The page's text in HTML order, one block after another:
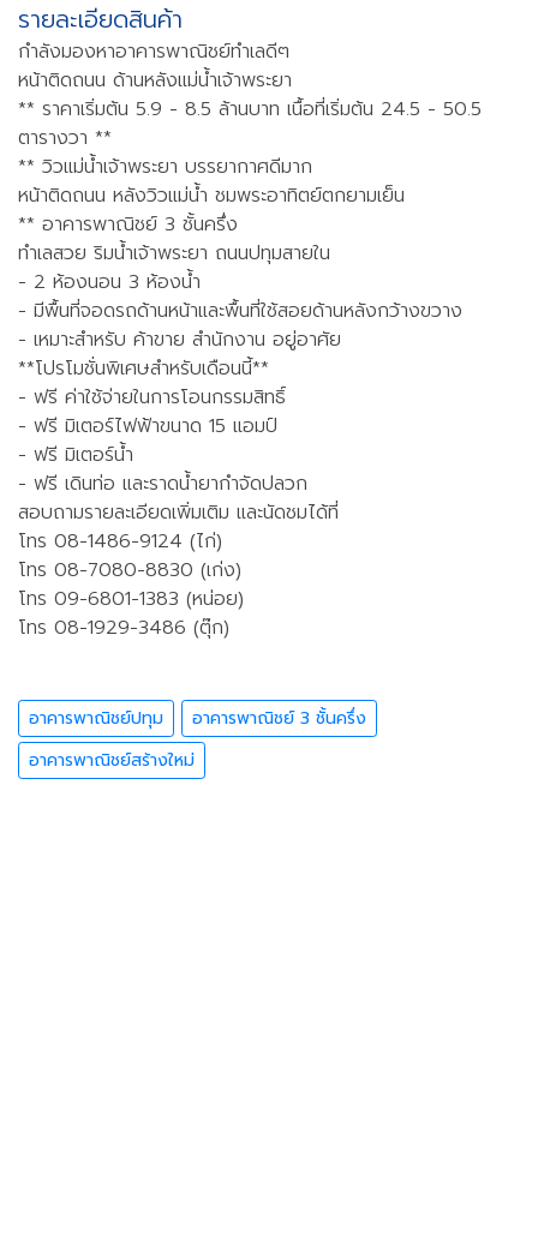
รายละเอียดสินค้า
กำลังมองหาอาคารพาณิชย์ทำเลดีๆ
หน้าติดถนน ด้านหลังแม่น้ำเจ้าพระยา
** ราคาเริ่มต้น 5.9 - 8.5 ล้านบาท เนื้อที่เริ่มต้น 24.5 - 50.5
ตารางวา **
** วิวแม่น้ำเจ้าพระยา บรรยากาศดีมาก
หน้าติดถนน หลังวิวแม่น้ำ ชมพระอาทิตย์ตกยามเย็น
** อาคารพาณิชย์ 3 ชั้นครึ่ง
ทำเลสวย ริมน้ำเจ้าพระยา ถนนปทุมสายใน
- 2 ห้องนอน 3 ห้องน้ำ
- มีพื้นที่จอดรถด้านหน้าและพื้นที่ใช้สอยด้านหลังกว้างขวาง
- เหมาะสำหรับ ค้าขาย สำนักงาน อยู่อาศัย
**โปรโมชั่นพิเศษสำหรับเดือนนี้**
- ฟรี ค่าใช้จ่ายในการโอนกรรมสิทธิ์
- ฟรี มิเตอร์ไฟฟ้าขนาด 15 แอมป์
- ฟรี มิเตอร์น้ำ
- ฟรี เดินท่อ และราดน้ำยากำจัดปลวก
สอบถามรายละเอียดเพิ่มเติม และนัดชมได้ที่
โทร 08-1486-9124 (ไก่)
โทร 08-7080-8830 (เก่ง)
โทร 09-6801-1383 (หน่อย)
โทร 08-1929-3486 (ตุ๊ก)
อาคารพาณิชย์ปทุม
อาคารพาณิชย์ 3 ชั้นครึ่ง
อาคารพาณิชย์สร้างใหม่